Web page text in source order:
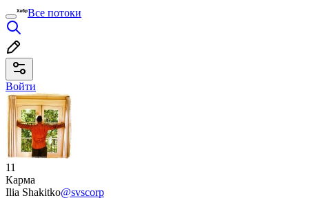
Все потоки
Войти
11
Карма
Ilia Shakitko@svscorp